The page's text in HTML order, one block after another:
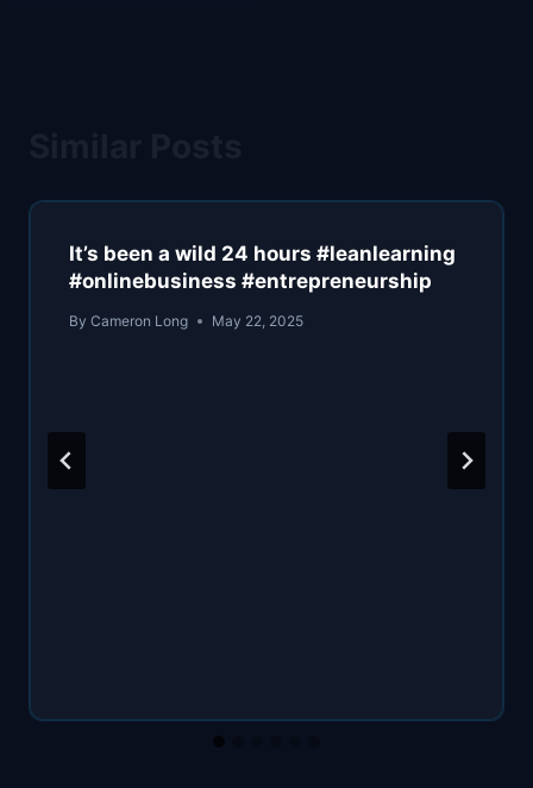
It’s been a wild 24 hours #leanlearning
#onlinebusiness #entrepreneurship
By Cameron Long May 22, 2025